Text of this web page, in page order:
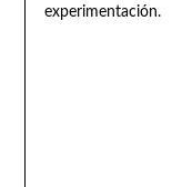
experimentación.